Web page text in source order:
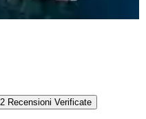
2 Recensioni Verificate